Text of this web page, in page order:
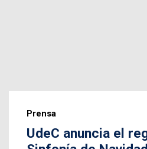
Prensa
UdeC anuncia el